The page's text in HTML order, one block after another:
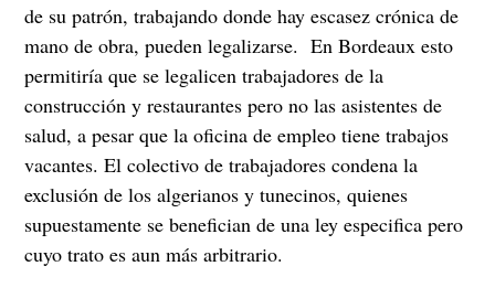
de su patrón, trabajando donde hay escasez crónica de
mano de obra, pueden legalizarse. En Bordeaux esto
permitiría que se legalicen trabajadores de la
construcción y restaurantes pero no las asistentes de
salud, a pesar que la oficina de empleo tiene trabajos
vacantes. El colectivo de trabajadores condena la
exclusión de los algerianos y tunecinos, quienes
supuestamente se benefician de una ley especifica pero
cuyo trato es aun más arbitrario.